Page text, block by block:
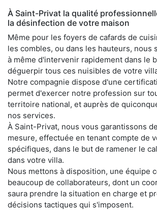
À Saint-Privat la qualité
la désinfection de votre maison
Même pour les foyers de cafards de
les combles, ou dans les hauteurs, nous
à même d'intervenir rapidement dans le
déguerpir tous ces nuisibles de votre
Notre compagnie dispose d'une
permet d'exercer notre profession sur
territoire national, et auprès de
nos services.
À Saint-Privat, nous vous garantissons
mesure, effectuée en tenant compte de
spécifiques, dans le but de ramener le
dans votre villa.
Nous mettons à disposition, une équipe
beaucoup de collaborateurs, dont un
saura prendre la situation en charge et
décisions tactiques qui s'imposent.